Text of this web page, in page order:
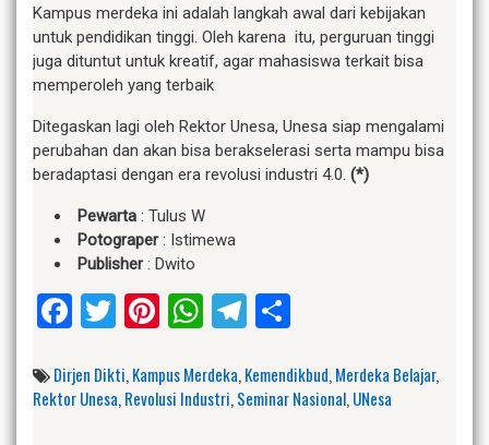
Kampus merdeka ini adalah langkah awal dari kebijakan
untuk pendidikan tinggi. Oleh karena itu, perguruan tinggi
juga dituntut untuk kreatif, agar mahasiswa terkait bisa
memperoleh yang terbaik
Ditegaskan lagi oleh Rektor Unesa, Unesa siap mengalami
perubahan dan akan bisa berakselerasi serta mampu bisa
beradaptasi dengan era revolusi industri 4.0. (*)
Pewarta : Tulus W
Potograper: Istimewa
Publisher: Dwito
Facebook
Twitter
Pinterest
WhatsApp
Telegram
Dirjen Dikti,Kampus Merdeka,Kemendikbud,Merdeka Belajar,
Rektor Unesa,Revolusi Industri,Seminar Nasional,UNesa